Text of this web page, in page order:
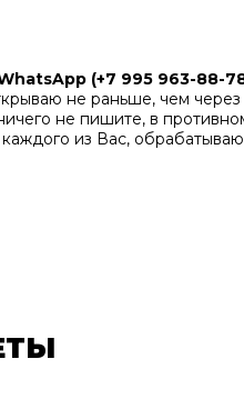
(+7 995 963-88-
не раньше, чем
не пишите, в
из Вас,